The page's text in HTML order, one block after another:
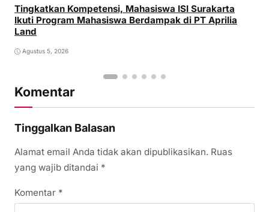
Tingkatkan Kompetensi, Mahasiswa ISI Surakarta
Ikuti Program Mahasiswa Berdampak di PT Aprilia
Land
Agustus 5, 2026
Komentar
Tinggalkan Balasan
Alamat email Anda tidak akan dipublikasikan. Ruas
yang wajib ditandai *
Komentar *